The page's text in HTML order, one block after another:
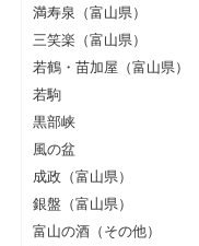
満寿泉（富山県）
三笑楽（富山県）
若鶴・苗加屋（富山県）
若駒
黒部峡
風の盆
成政（富山県）
銀盤（富山県）
富山の酒（その他）